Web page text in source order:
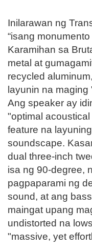
Inilarawan ng
“isang
Karamihan sa
metal at
recycled
layunin na maging
Ang speaker ay
"optimal
feature na
soundscape.
dual three-inch
isa ng 90-degree,
pagpaparami ng
sound, at ang
maingat upang
undistorted na
"massive, yet